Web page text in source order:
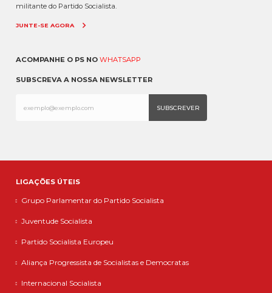
militante do Partido Socialista.
JUNTE-SE AGORA
ACOMPANHE O PS NO WHATSAPP
SUBSCREVA A NOSSA NEWSLETTER
LIGAÇÕES ÚTEIS
Grupo Parlamentar do Partido Socialista
Juventude Socialista
Partido Socialista Europeu
Aliança Progressista de Socialistas e Democratas
Internacional Socialista